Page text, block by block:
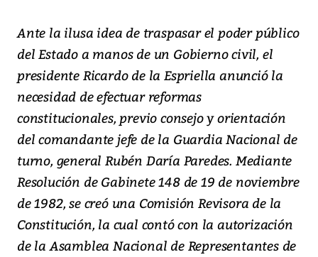
Ante la ilusa idea de traspasar el poder público
del Estado a manos de un Gobierno civil, el
presidente Ricardo de la Espriella anunció la
necesidad de efectuar reformas
constitucionales, previo consejo y orientación
del comandante jefe de la Guardia Nacional de
turno, general Rubén Daría Paredes. Mediante
Resolución de Gabinete 148 de 19 de noviembre
de 1982, se creó una Comisión Revisora de la
Constitución, la cual contó con la autorización
de la Asamblea Nacional de Representantes de